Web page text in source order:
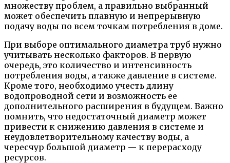
множеству проблем, а правильно выбранный
может обеспечить плавную и непрерывную
подачу воды по всем точкам потребления в доме.
При выборе оптимального диаметра труб нужно
учитывать несколько факторов. В первую
очередь, это количество и интенсивность
потребления воды, а также давление в системе.
Кроме того, необходимо учесть длину
водопроводной сети и возможность ее
дополнительного расширения в будущем. Важно
помнить, что недостаточный диаметр может
привести к снижению давления в системе и
неудовлетворительному качеству воды, а
чересчур большой диаметр — к перерасходу
ресурсов.